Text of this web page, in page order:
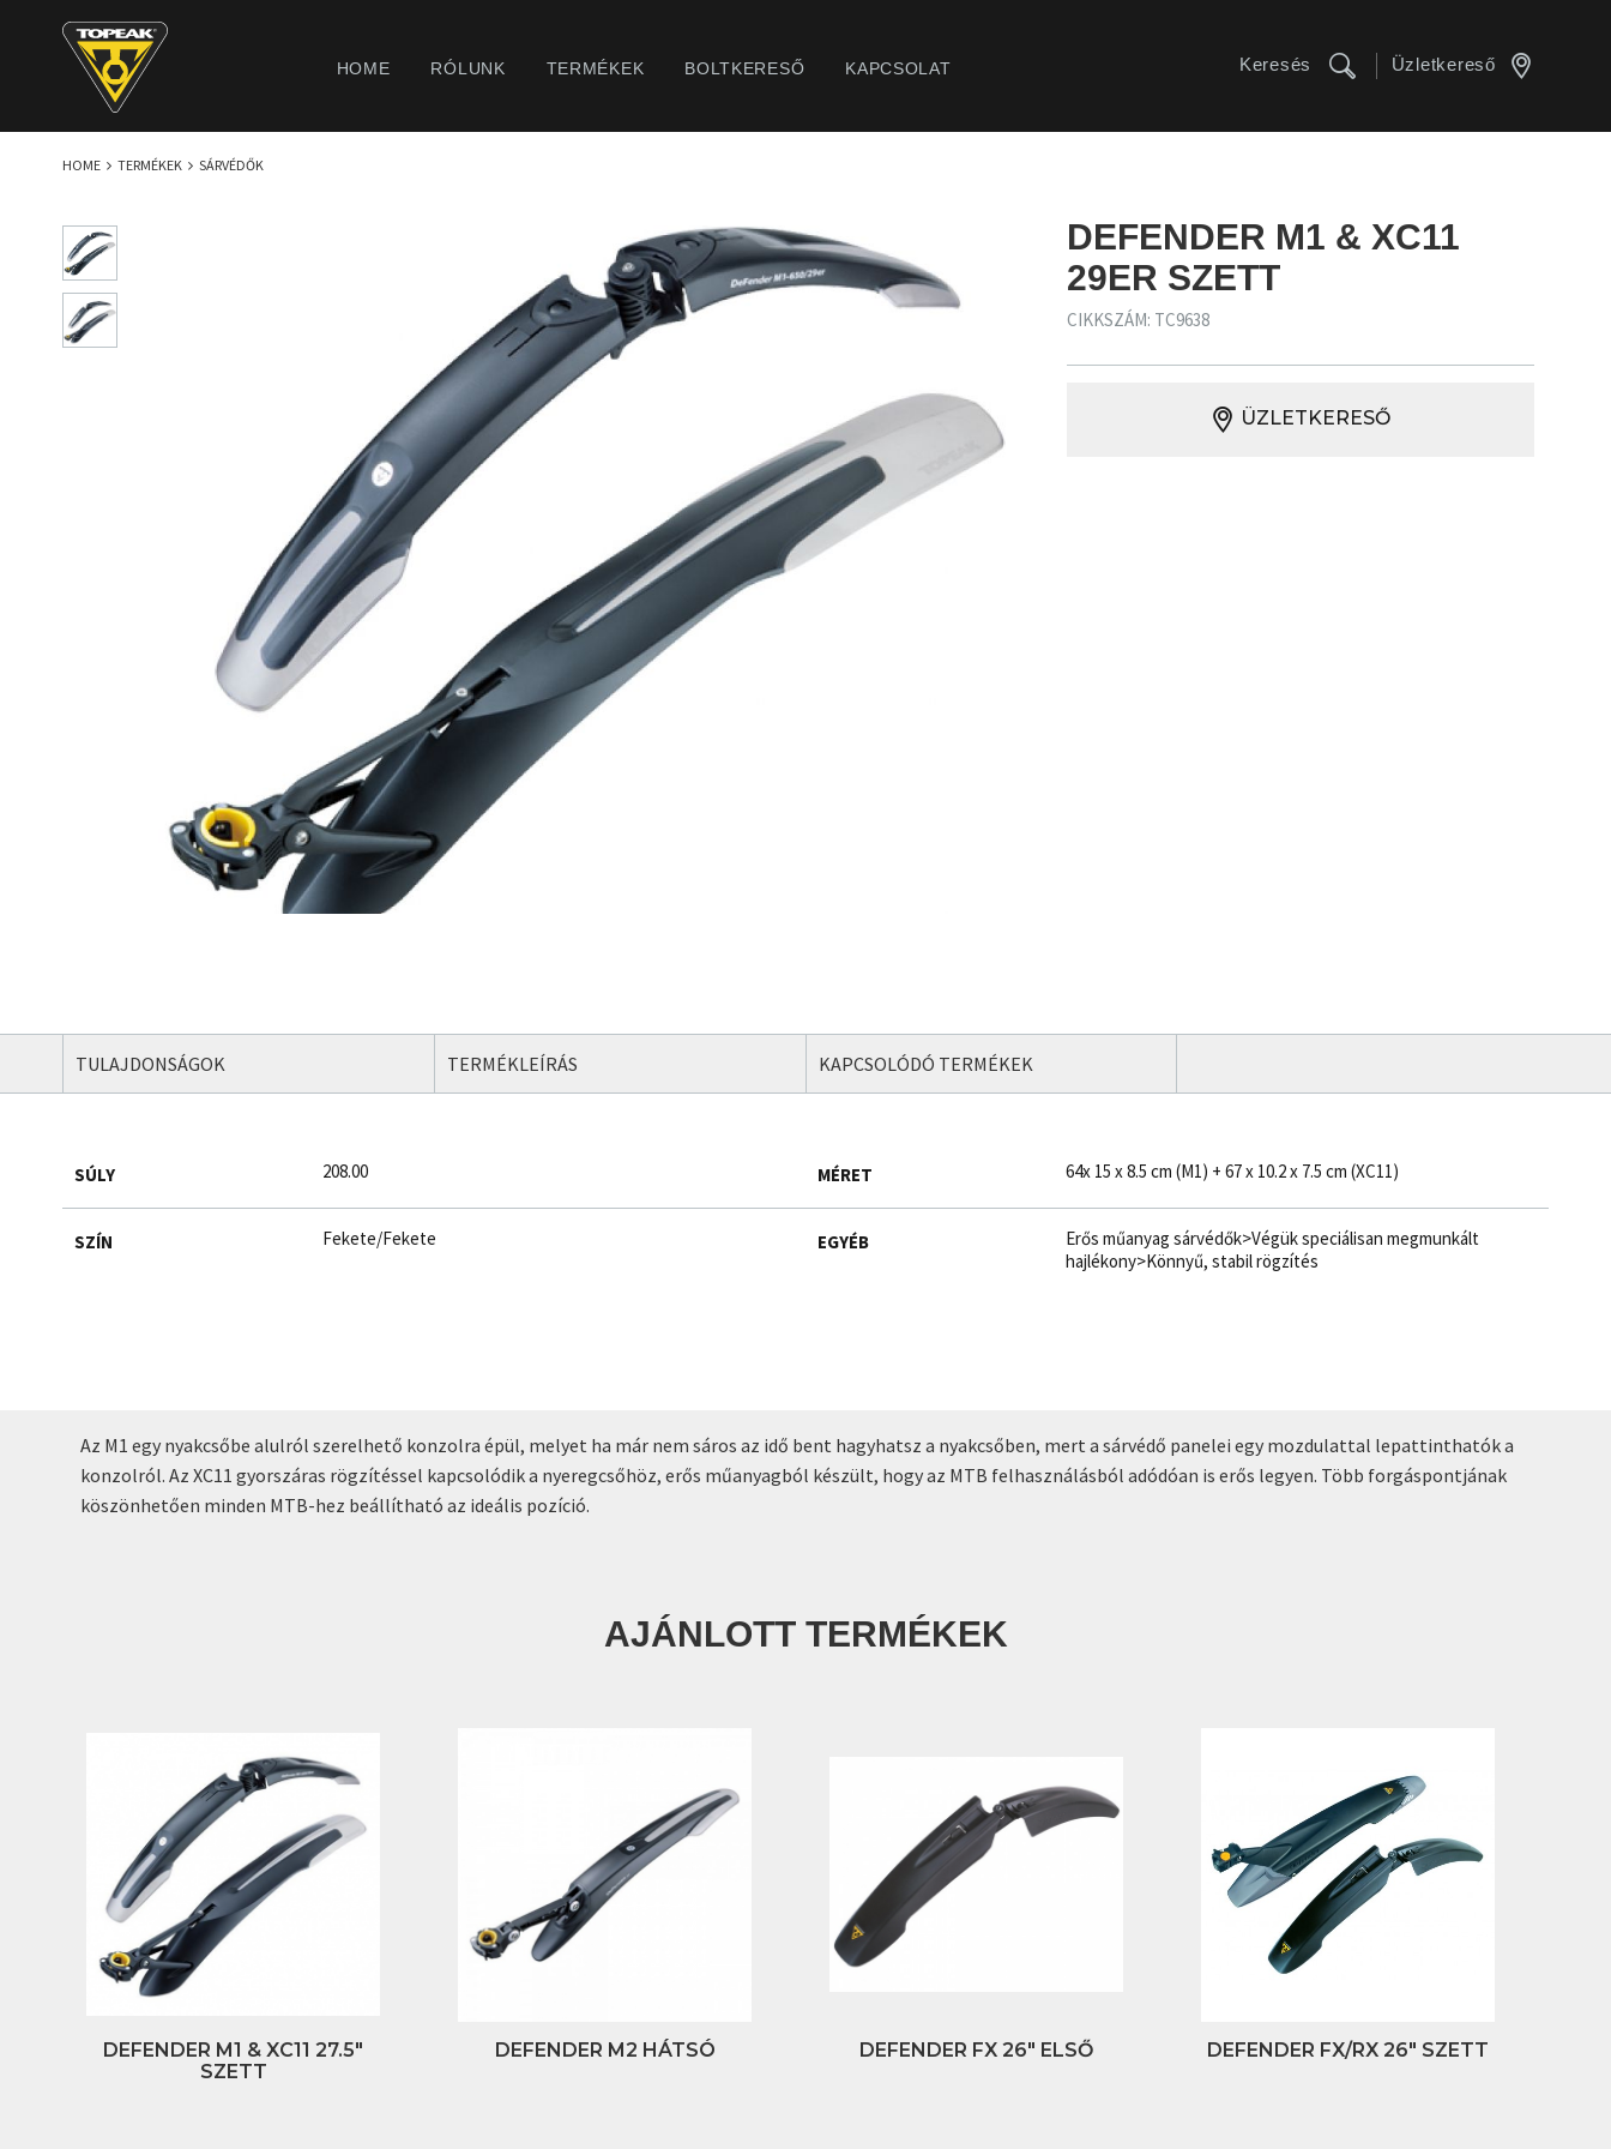
HOME RÓLUNK TERMÉKEK BOLTKERESŐ KAPCSOLAT Keresés Üzletkereső
HOME TERMÉKEK SÁRVÉDŐK
DEFENDER M1 & XC11
29ER SZETT
CIKKSZÁM: TC9638
ÜZLETKERESŐ
TULAJDONSÁGOK TERMÉKLEÍRÁS KAPCSOLÓDÓ TERMÉKEK
SÚLY 208.00 MÉRET 64x 15 x 8.5 cm (M1) + 67 x 10.2 x 7.5 cm (XC11)
SZÍN Fekete/Fekete EGYÉB
Erős műanyag sárvédők>Végük speciálisan megmunkált
hajlékony>Könnyű, stabil rögzítés
Az M1 egy nyakcsőbe alulról szerelhető konzolra épül, melyet ha már nem sáros az idő bent hagyhatsz a nyakcsőben, mert a sárvédő panelei egy mozdulattal lepattinthatók a
konzolról. Az XC11 gyorszáras rögzítéssel kapcsolódik a nyeregcsőhöz, erős műanyagból készült, hogy az MTB felhasználásból adódóan is erős legyen. Több forgáspontjának
köszönhetően minden MTB-hez beállítható az ideális pozíció.
AJÁNLOTT TERMÉKEK
DEFENDER M1 & XC11 27.5"
SZETT
DEFENDER M2 HÁTSÓ DEFENDER FX 26" ELSŐ DEFENDER FX/RX 26" SZETT